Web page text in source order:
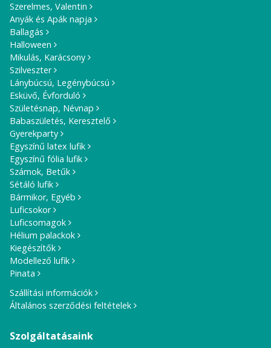
Szerelmes, Valentin
Anyák és Apák napja
Ballagás
Halloween
Mikulás, Karácsony
Szilveszter
Lánybúcsú, Legénybúcsú
Esküvő, Évforduló
Születésnap, Névnap
Babaszületés, Keresztelő
Gyerekparty
Egyszínű latex lufik
Egyszínű fólia lufik
Számok, Betűk
Sétáló lufik
Bármikor, Egyéb
Luficsokor
Luficsomagok
Hélium palackok
Kiegészítők
Modellező lufik
Pinata
Szállítási információk
Általános szerződési feltételek
Szolgáltatásaink